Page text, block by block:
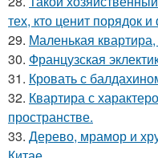
тех, кто ценит порядок
29. Маленькая
30. Французская
31. Кровать с
32. Квартира с
пространстве.
33. Дерево, мрамор и